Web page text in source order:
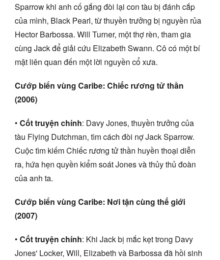
Sparrow khi anh cố gắng đòi lại con tàu bị đánh cắp
của mình, Black Pearl, từ thuyền trưởng bị nguyền rủa
Hector Barbossa. Will Turner, một thợ rèn, tham gia
cùng Jack để giải cứu Elizabeth Swann. Cô có một bí
mật liên quan đến một lời nguyền cổ xưa.
Cướp biển vùng Caribe: Chiếc rương tử thần
(2006)
• Cốt truyện chính: Davy Jones, thuyền trưởng của
tàu Flying Dutchman, tìm cách đòi nợ Jack Sparrow.
Cuộc tìm kiếm Chiếc rương tử thần huyền thoại diễn
ra, hứa hẹn quyền kiểm soát Jones và thủy thủ đoàn
của anh ta.
Cướp biển vùng Caribe: Nơi tận cùng thế giới
(2007)
• Cốt truyện chính: Khi Jack bị mắc kẹt trong Davy
Jones' Locker, Will, Elizabeth và Barbossa đã hồi sinh